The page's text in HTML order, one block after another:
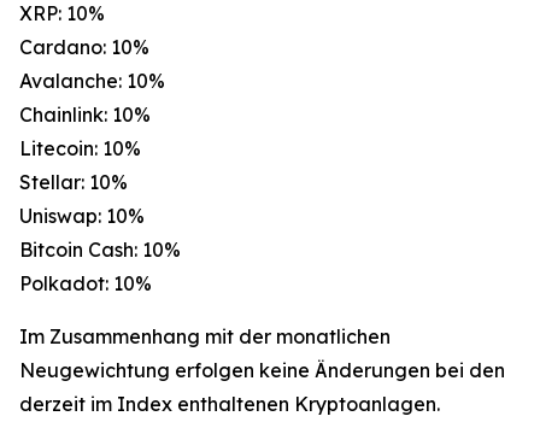
XRP: 10%
Cardano: 10%
Avalanche: 10%
Chainlink: 10%
Litecoin: 10%
Stellar: 10%
Uniswap: 10%
Bitcoin Cash: 10%
Polkadot: 10%
Im Zusammenhang mit der monatlichen
Neugewichtung erfolgen keine Änderungen bei den
derzeit im Index enthaltenen Kryptoanlagen.